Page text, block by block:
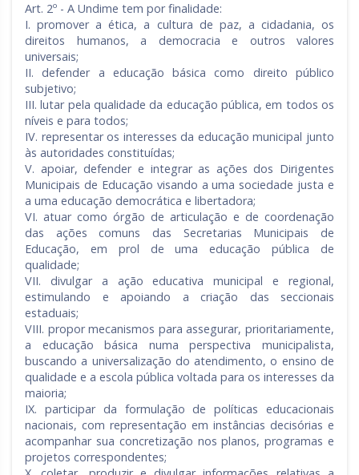
Art. 2º - A Undime tem por finalidade:
I. promover a ética, a cultura de paz, a cidadania, os
direitos humanos, a democracia e outros valores
universais;
II. defender a educação básica como direito público
subjetivo;
III. lutar pela qualidade da educação pública, em todos os
níveis e para todos;
IV. representar os interesses da educação municipal junto
às autoridades constituídas;
V. apoiar, defender e integrar as ações dos Dirigentes
Municipais de Educação visando a uma sociedade justa e
a uma educação democrática e libertadora;
VI. atuar como órgão de articulação e de coordenação
das ações comuns das Secretarias Municipais de
Educação, em prol de uma educação pública de
qualidade;
VII. divulgar a ação educativa municipal e regional,
estimulando e apoiando a criação das seccionais
estaduais;
VIII. propor mecanismos para assegurar, prioritariamente,
a educação básica numa perspectiva municipalista,
buscando a universalização do atendimento, o ensino de
qualidade e a escola pública voltada para os interesses da
maioria;
IX. participar da formulação de políticas educacionais
nacionais, com representação em instâncias decisórias e
acompanhar sua concretização nos planos, programas e
projetos correspondentes;